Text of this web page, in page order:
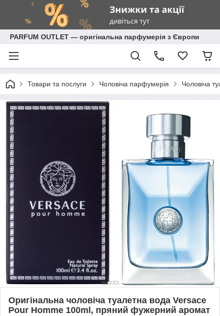
PARFUM OUTLET — оригінальна парфумерія з Європи
Товари та послуги Чоловіча парфумерія Чоловіча
Оригінальна чоловіча туалетна вода Versace
Pour Homme 100ml, пряний фужерний аромат